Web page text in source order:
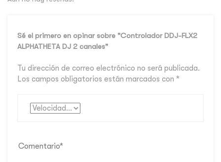
Sé el primero en opinar sobre "Controlador DDJ-FLX2
ALPHATHETA DJ 2 canales"
Tu dirección de correo electrónico no será publicada.
Los campos obligatorios están marcados con *